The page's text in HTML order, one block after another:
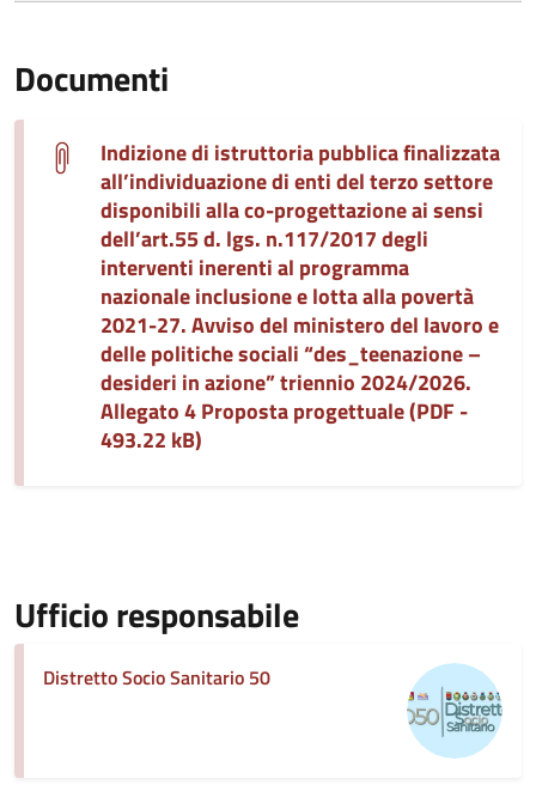
Documenti
Indizione di istruttoria pubblica finalizzata
all’individuazione di enti del terzo settore
disponibili alla co-progettazione ai sensi
dell’art.55 d. lgs. n.117/2017 degli
interventi inerenti al programma
nazionale inclusione e lotta alla povertà
2021-27. Avviso del ministero del lavoro e
delle politiche sociali “des_teenazione –
desideri in azione” triennio 2024/2026.
Allegato 4 Proposta progettuale (PDF -
493.22 kB)
Ufficio responsabile
Distretto Socio Sanitario 50